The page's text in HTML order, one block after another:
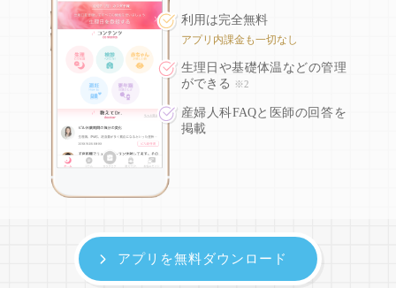
利用は完全無料
アプリ内課金も一切なし
生理日や基礎体温などの管理
ができる
※2
産婦人科FAQと医師の回答を
掲載
アプリを無料ダウンロード